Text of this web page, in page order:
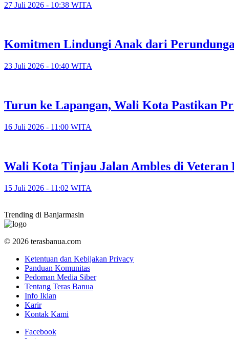
27 Juli 2026 - 10:38 WITA
Komitmen Lindungi Anak dari
23 Juli 2026 - 10:40 WITA
Turun ke Lapangan, Wali Kota Pastikan
16 Juli 2026 - 11:00 WITA
​Wali Kota Tinjau Jalan Ambles di Veteran
15 Juli 2026 - 11:02 WITA
Trending di Banjarmasin
© 2026 terasbanua.com
Ketentuan dan Kebijakan Privacy
Panduan Komunitas
Pedoman Media Siber
Tentang Teras Banua
Info Iklan
Karir
Kontak Kami
Facebook